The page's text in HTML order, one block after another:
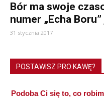
Bór ma swoje
numer „Echa
31 stycznia 2017
POSTAWISZ PRO KAWĘ?
Podoba Ci się to, co